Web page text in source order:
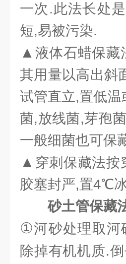
一次.此法长处
短,易被污染.
▲ 液体石蜡保藏
其用量以高出斜
试管直立,置低
菌,放线菌,芽孢
一般细菌也可保
▲ 穿刺保藏法
胶塞封严,置4℃
砂土管保藏
①河砂处理取河
除掉有机机质.